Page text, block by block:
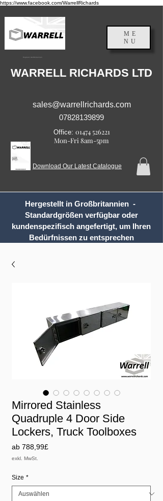
https://www.facebook.com/WarrellRichards
England, Großbritannien
ME
NU
WARRELL RICHARDS LTD
sales@warrellrichards.com
07828139899
Office: 01474 526221
Mon-Fri 8am-5pm
Download Our Latest Catalogue
Hergestellt in Großbritannien -
Standardgrößen verfügbar oder
kundenspezifisch angefertigt, um Ihren
Bedürfnissen zu entsprechen
Mirrored Stainless
Quadruple 4 Door Side
Lockers, Truck Toolboxes
ab 788,99£
exkl. MwSt.
Size *